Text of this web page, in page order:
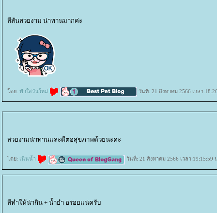
สีสันสวยงาม น่าทานมากค่ะ
ดย: ฟ้าใสวันใหม่ วันที่: 21 สิงหาคม 2566 เวลา
สวยงามน่าทานและดีต่อสุขภาพด้วยนะคะ
ดย: เนินน้ำ วันที่: 21 สิงหาคม 2566 เวลา:19:15:59
สีทำให้น่ากิน + น้ำยำ อร่อยแน่ครับ